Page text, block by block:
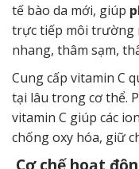
tế bào da mới, giúp
trực tiếp môi trường
nhang, thâm sạm,
Cung cấp vitamin C
tại lâu trong cơ thể.
vitamin C giúp các
chống oxy hóa, giữ
Cơ chế hoạt